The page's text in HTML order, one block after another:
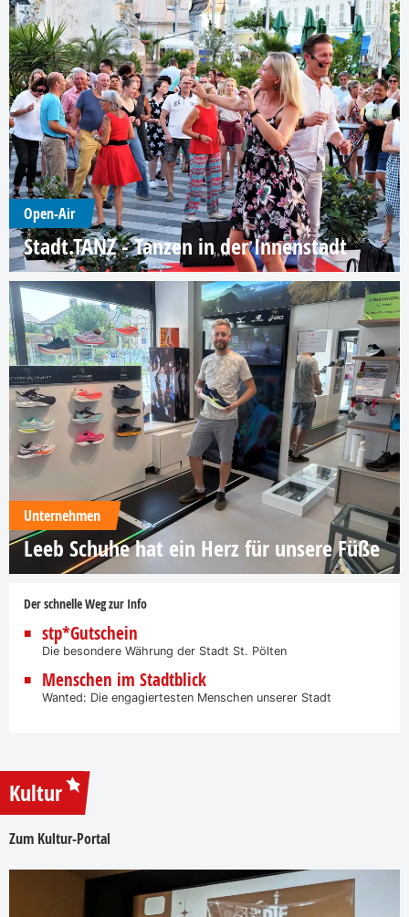
Open-Air
Stadt.TANZ - Tanzen in der Innenstadt
Unternehmen
Leeb Schuhe hat ein Herz für unsere Füße
Der schnelle Weg zur Info
stp*Gutschein
Die besondere Währung der Stadt St. Pölten
Menschen im Stadtblick
Wanted: Die engagiertesten Menschen unserer Stadt
Kultur
Zum Kultur-Portal